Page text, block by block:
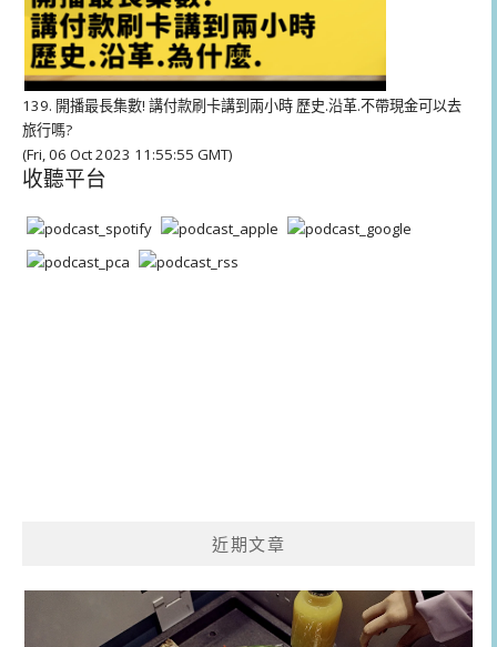
139. 開播最長集數! 講付款刷卡講到兩小時 歷史.沿革.不帶現金可以去
旅行嗎?
(Fri, 06 Oct 2023 11:55:55 GMT)
收聽平台
近期文章